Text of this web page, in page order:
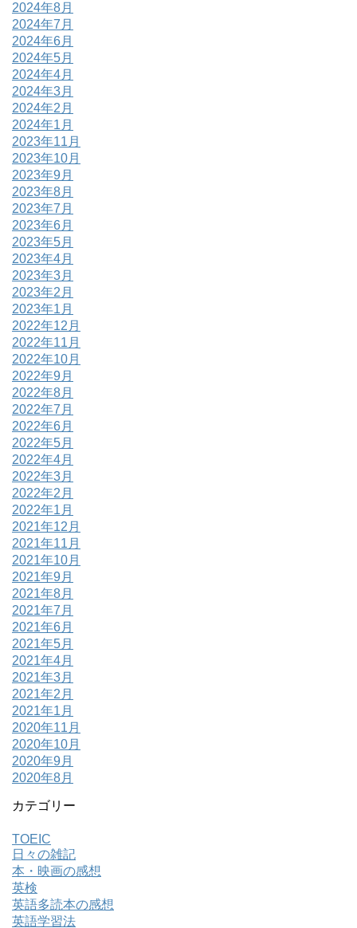
2024年8月
2024年7月
2024年6月
2024年5月
2024年4月
2024年3月
2024年2月
2024年1月
2023年11月
2023年10月
2023年9月
2023年8月
2023年7月
2023年6月
2023年5月
2023年4月
2023年3月
2023年2月
2023年1月
2022年12月
2022年11月
2022年10月
2022年9月
2022年8月
2022年7月
2022年6月
2022年5月
2022年4月
2022年3月
2022年2月
2022年1月
2021年12月
2021年11月
2021年10月
2021年9月
2021年8月
2021年7月
2021年6月
2021年5月
2021年4月
2021年3月
2021年2月
2021年1月
2020年11月
2020年10月
2020年9月
2020年8月
カテゴリー
TOEIC
日々の雑記
本・映画の感想
英検
英語多読本の感想
英語学習法